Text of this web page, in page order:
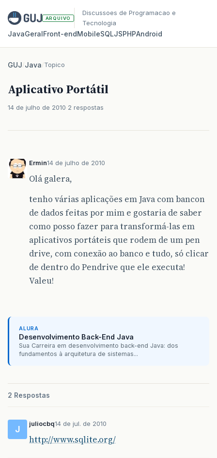
ARQUIVO
Discussoes de Programacao e
Tecnologia
JavaGeralFront‑endMobileSQLJSPHPAndroid
GUJ/Java/Topico
Aplicativo Portátil
14 de julho de 2010 2 respostas
Ermin14 de julho de 2010
Olá galera,
tenho várias aplicações em Java com bancon
de dados feitas por mim e gostaria de saber
como posso fazer para transformá-las em
aplicativos portáteis que rodem de um pen
drive, com conexão ao banco e tudo, só clicar
de dentro do Pendrive que ele executa!
Valeu!
ALURA
Desenvolvimento Back-End Java
Sua Carreira em desenvolvimento back-end Java: dos
fundamentos à arquitetura de sistemas...
2 Respostas
J
juliocbq14 de jul. de 2010
http://www.sqlite.org/